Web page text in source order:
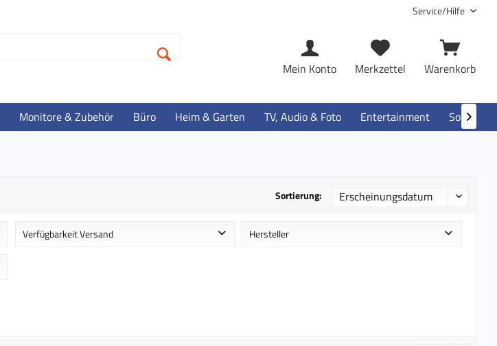
Service/Hilfe
Warenkorb
Merkzettel
Mein Konto
Monitore & Zubehör Büro Heim & Garten TV, Audio & Foto Entertainment Software

Sortierung:
Verfügbarkeit Versand Hersteller